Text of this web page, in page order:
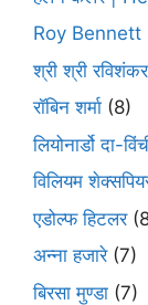
Roy Bennett
श्री श्री
रॉबिन शर्मा (8)
लियोनार्डो दा-
विलियम
एडोल्फ हिटलर
अन्ना हजारे(7)
बिरसा मुण्डा (7)